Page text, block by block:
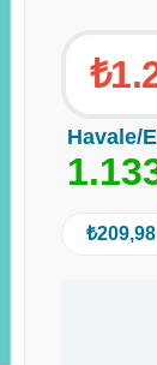
Havale/
1.13
₺209,98